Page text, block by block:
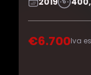
€6.700Iva